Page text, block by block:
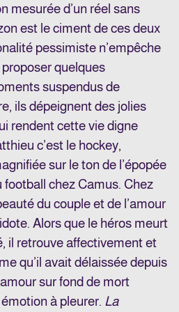
mesurée d’un réel sans
est le ciment de ces deux
pessimiste n’empêche
quelques
suspendus de
ils dépeignent des jolies
rendent cette vie digne
c’est le hockey,
sur le ton de l’épopée
football chez Camus. Chez
du couple et de l’amour
Alors que le héros meurt
il retrouve affectivement et
qu’il avait délaissée depuis
sur fond de mort
à pleurer. La